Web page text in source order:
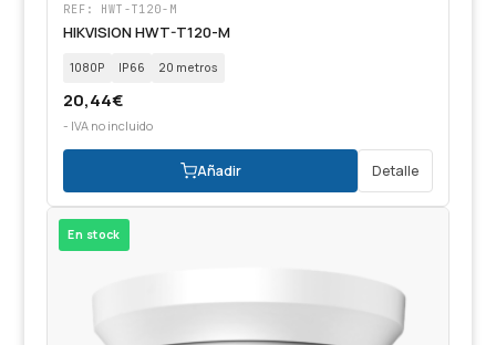
REF: HWT-T120-M
HIKVISION HWT-T120-M
1080P IP66 20 metros
20,44€
- IVA no incluido
Añadir Detalle
En stock